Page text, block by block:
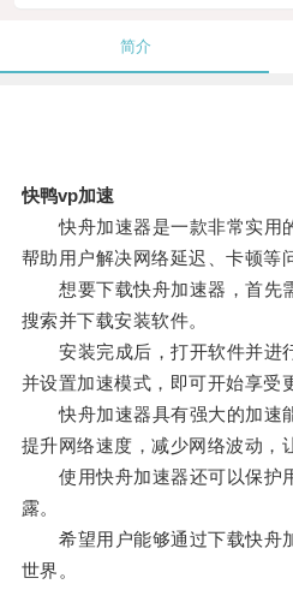
简介
快鸭vp加速
快舟加速器是一款非常实用
帮助用户解决网络延迟、卡顿等
想要下载快舟加速器，首先
搜索并下载安装软件。
安装完成后，打开软件并进
并设置加速模式，即可开始享受
快舟加速器具有强大的加速
提升网络速度，减少网络波动，
使用快舟加速器还可以保护
露。
希望用户能够通过下载快舟
世界。